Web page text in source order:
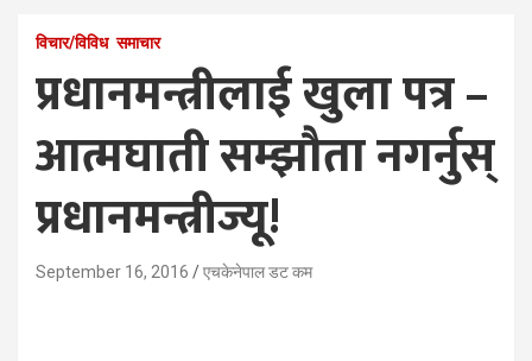
विचार/विविध समाचार
प्रधानमन्त्रीलाई खुला पत्र –
आत्मघाती सम्झौता नगर्नुस्
प्रधानमन्त्रीज्यू!
September 16, 2016 एचकेनेपाल डट कम